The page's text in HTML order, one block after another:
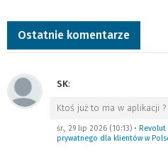
Ostatnie komentarze
SK:
Ktoś już to ma w aplikacji ?
śr., 29 lip 2026 (10:13) • Revolut
prywatnego dla klientów w